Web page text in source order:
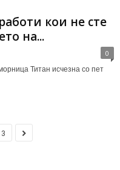
кои не сте
на...
0
Титан исчезна со пет
3